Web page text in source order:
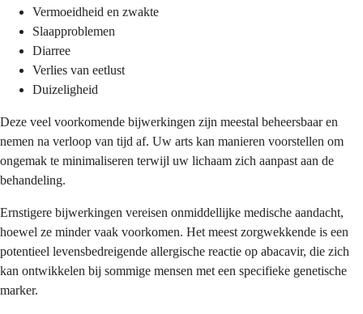
Vermoeidheid en zwakte
Slaapproblemen
Diarree
Verlies van eetlust
Duizeligheid
Deze veel voorkomende bijwerkingen zijn meestal beheersbaar en
nemen na verloop van tijd af. Uw arts kan manieren voorstellen om
ongemak te minimaliseren terwijl uw lichaam zich aanpast aan de
behandeling.
Ernstigere bijwerkingen vereisen onmiddellijke medische aandacht,
hoewel ze minder vaak voorkomen. Het meest zorgwekkende is een
potentieel levensbedreigende allergische reactie op abacavir, die zich
kan ontwikkelen bij sommige mensen met een specifieke genetische
marker.